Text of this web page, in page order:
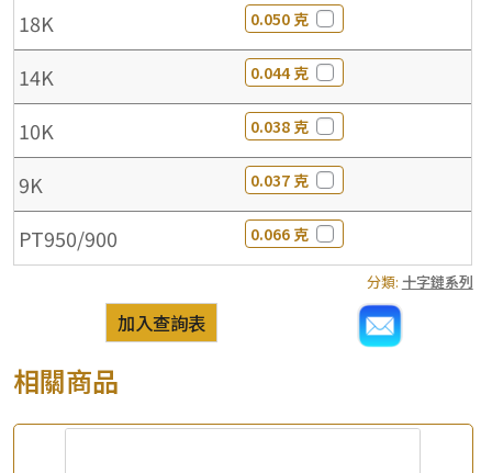
18K 0.050 克
14K 0.044 克
10K 0.038 克
9K 0.037 克
PT950/900 0.066 克
分類: 十字鏈系列
加入查詢表
相關商品